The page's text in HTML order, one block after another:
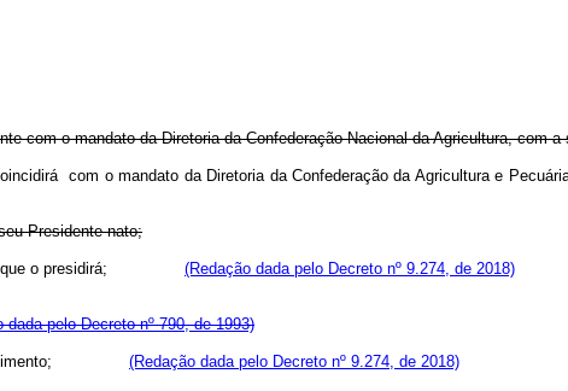
com o mandato da Diretoria da Confederação Nacional da Agricultura, com
coincidirá com o mandato da Diretoria da Confederação da Agricultura
Presidente nato;
que o presidirá; (Redação dada pelo Decreto nº 9.274, de 2018)
dada pelo Decreto nº 790, de 1993)
(Redação dada pelo Decreto nº 9.274, de 2018)